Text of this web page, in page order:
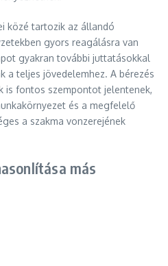
közé tartozik az állandó
gyors reagálásra van
gyakran további juttatásokkal
a teljes jövedelemhez. A bérezés
is fontos szempontot jelentenek,
és a megfelelő
a szakma vonzerejének
más